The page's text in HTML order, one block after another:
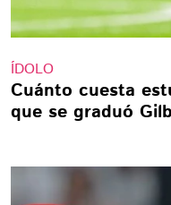
ÍDOLO
Cuánto cuesta
que se graduó